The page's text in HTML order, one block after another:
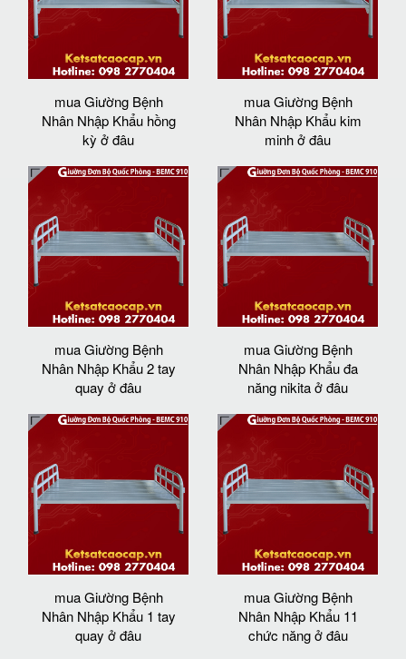
mua Giường Bệnh
Nhân Nhập Khẩu hồng
kỳ ở đâu
mua Giường Bệnh
Nhân Nhập Khẩu kim
minh ở đâu
mua Giường Bệnh
Nhân Nhập Khẩu 2 tay
quay ở đâu
mua Giường Bệnh
Nhân Nhập Khẩu đa
năng nikita ở đâu
mua Giường Bệnh
Nhân Nhập Khẩu 1 tay
quay ở đâu
mua Giường Bệnh
Nhân Nhập Khẩu 11
chức năng ở đâu